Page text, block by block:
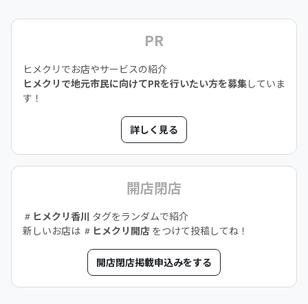
PR
ヒメクリでお店やサービスの紹介
ヒメクリで地元市民に向けてPRを行いたい方を募集していま
す！
詳しく見る
開店閉店
ヒメクリ香川 タグをランダムで紹介
新しいお店は
ヒメクリ開店 をつけて投稿してね！
開店閉店掲載申込みをする